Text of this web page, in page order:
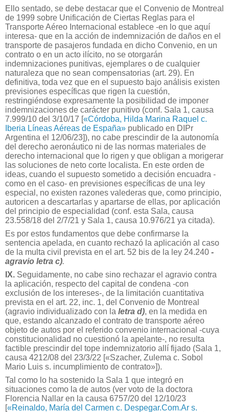
Ello sentado, se debe destacar que el Convenio de Montreal
de 1999 sobre Unificación de Ciertas Reglas para el
Transporte Aéreo Internacional establece -en lo que aquí
interesa- que en la acción de indemnización de daños en el
transporte de pasajeros fundada en dicho Convenio, en un
contrato o en un acto ilícito, no se otorgarán
indemnizaciones punitivas, ejemplares o de cualquier
naturaleza que no sean compensatorias (art. 29). En
definitiva, toda vez que en el supuesto bajo análisis existen
previsiones específicas que rigen la cuestión,
restringiéndose expresamente la posibilidad de imponer
indemnizaciones de carácter punitivo (conf. Sala 1, causa
7.999/10 del 3/10/17 [«Córdoba, Hilda Marina Raquel c.
Iberia Líneas Aéreas de España» publicado en DIPr
Argentina el 12/06/23]), no cabe prescindir de la autonomía
del derecho aeronáutico ni de las normas materiales de
derecho internacional que lo rigen y que obligan a morigerar
las soluciones de neto corte localista. En este orden de
ideas, cuando el supuesto sometido a decisión encuadra -
como en el caso- en previsiones específicas de una ley
especial, no existen razones valederas que, como principio,
autoricen a descartarlas y apartarse de ellas, por aplicación
del principio de especialidad (conf. esta Sala, causa
23.558/18 del 2/7/21 y Sala 1, causa 10.976/21 ya citada).
Es por estos fundamentos que debe confirmarse la
sentencia apelada, en cuanto rechazó la aplicación al caso
de la multa civil prevista en el art. 52 bis de la ley 24.240 -
agravio letra c).
IX. Seguidamente, no cabe sino rechazar el agravio contra
la aplicación, respecto del capital de condena -con
exclusión de los intereses-, de la limitación cuantitativa
prevista en el art. 22, inc. 1, del Convenio de Montreal
(agravio individualizado con la letra d), en la medida en
que, estando alcanzado el contrato de transporte aéreo
objeto de autos por el referido convenio internacional -cuya
constitucionalidad no cuestionó la apelante-, no resulta
factible prescindir del tope indemnizatorio allí fijado (Sala 1,
causa 4212/08 del 23/3/22 [«Szacher, Zulema c. Sobol
Mario Luis s. incumplimiento de contrato»]).
Tal como lo ha sostenido la Sala 1 que integró en
situaciones como la de autos (ver voto de la doctora
Florencia Nallar en la causa 6757/20 del 12/10/23
[«Reinaldo, María del Carmen c. Despegar.Com.Ar s.